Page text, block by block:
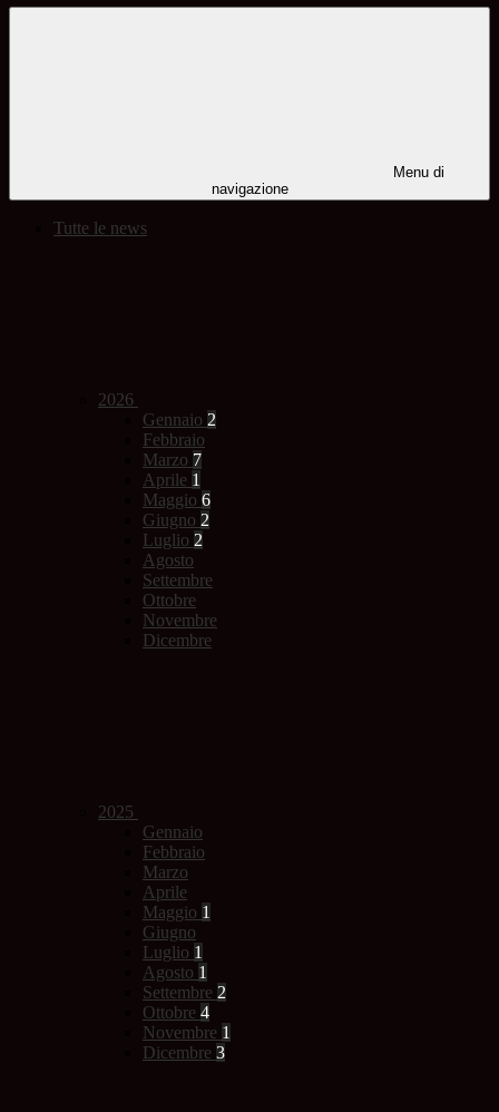
Menu di
navigazione
Tutte le news
2026
Gennaio 2
Febbraio
Marzo 7
Aprile 1
Maggio 6
Giugno 2
Luglio 2
Agosto
Settembre
Ottobre
Novembre
Dicembre
2025
Gennaio
Febbraio
Marzo
Aprile
Maggio 1
Giugno
Luglio 1
Agosto 1
Settembre 2
Ottobre 4
Novembre 1
Dicembre 3